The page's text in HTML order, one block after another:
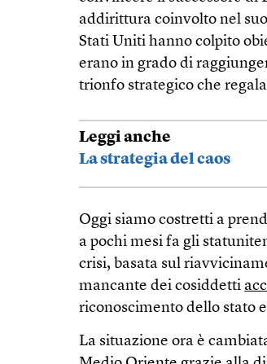
addirittura coinvolto nel
Stati Uniti hanno colpito
erano in grado di
trionfo strategico che
Leggi anche
La strategia del caos
Oggi siamo costretti a
a pochi mesi fa gli
crisi, basata sul
mancante dei cosiddetti
riconoscimento dello stato
La situazione ora è